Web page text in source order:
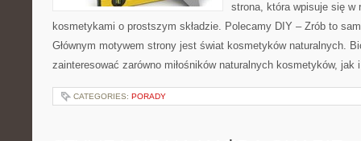
strona, która wpisuje się w
kosmetykami o prostszym składzie. Polecamy DIY – Zrób to
Głównym motywem strony jest świat kosmetyków naturalnych.
zainteresować zarówno miłośników naturalnych kosmetyków,
CATEGORIES: PORADY